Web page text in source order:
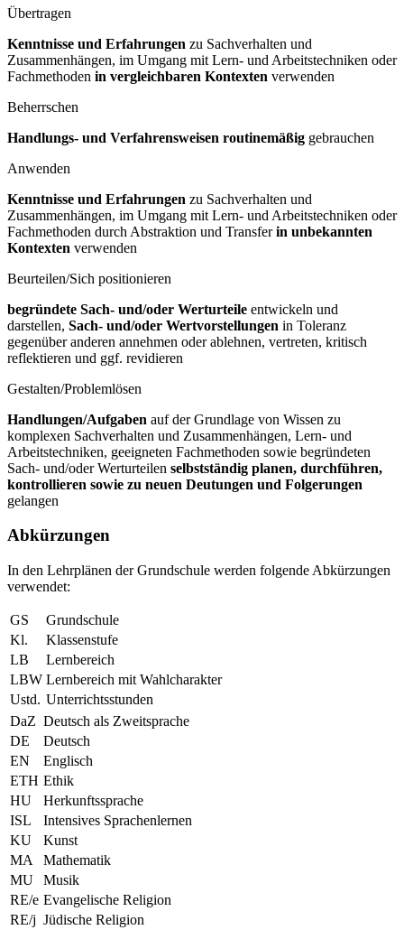
Übertragen
Kenntnisse und Erfahrungen zu Sachverhalten und
Zusammenhängen, im Umgang mit Lern- und Arbeitstechniken oder
Fachmethoden in vergleichbaren Kontexten verwenden
Beherrschen
Handlungs- und Verfahrensweisen routinemäßig gebrauchen
Anwenden
Kenntnisse und Erfahrungen zu Sachverhalten und
Zusammenhängen, im Umgang mit Lern- und Arbeitstechniken oder
Fachmethoden durch Abstraktion und Transferin unbekannten
Kontexten verwenden
Beurteilen/Sich positionieren
begründete Sach- und/oder Werturteile entwickeln und
darstellen, Sach- und/oder Wertvorstellungen in Toleranz
gegenüber anderen annehmen oder ablehnen, vertreten, kritisch
reflektieren und ggf. revidieren
Gestalten/Problemlösen
Handlungen/Aufgaben auf der Grundlage von Wissen zu
komplexen Sachverhalten und Zusammenhängen, Lern- und
Arbeitstechniken, geeigneten Fachmethoden sowie begründeten
Sach- und/oder Werturteilen selbstständig planen, durchführen,
kontrollieren sowie zu neuen Deutungen und Folgerungen
gelangen
Abkürzungen
In den Lehrplänen der Grundschule werden folgende Abkürzungen
verwendet:
GS
Grundschule
Kl.
Klassenstufe
LB
Lernbereich
LBW Lernbereich mit Wahlcharakter
Ustd. Unterrichtsstunden
DaZ Deutsch als Zweitsprache
DE
Deutsch
EN
Englisch
ETH Ethik
HU
Herkunftssprache
ISL
Intensives Sprachenlernen
KU
Kunst
MA
Mathematik
MU
Musik
RE/e Evangelische Religion
RE/j Jüdische Religion